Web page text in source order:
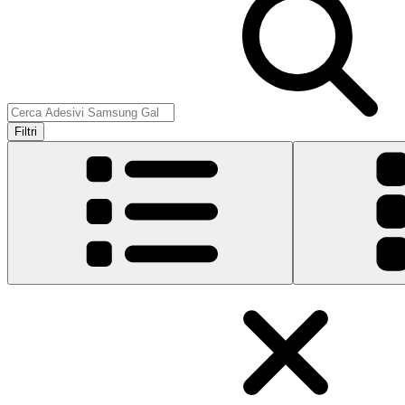
Filtri